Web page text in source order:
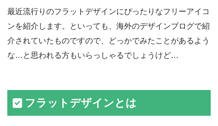
最近流行りのフラットデザインにぴったりなフリーアイコ
ンを紹介します。といっても、海外のデザインブログで紹
介されていたものですので、どっかでみたことがあるよう
な…と思われる方もいらっしゃるでしょうけど…
フラットデザインとは